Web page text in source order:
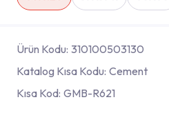
Ürün Kodu: 310100503130
Katalog Kısa Kodu: Cement
Kısa Kod: GMB-R621